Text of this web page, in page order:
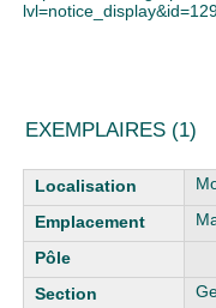
EXEMPLAIRES (1)
Liste des exemplaires